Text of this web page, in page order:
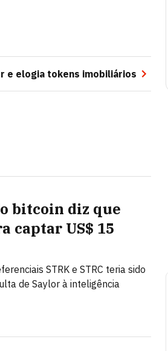
e elogia tokens imobiliários
bitcoin diz que
captar US$ 15
STRK e STRC teria sido
de Saylor à inteligência